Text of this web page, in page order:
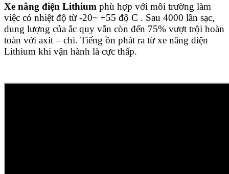
Xe nâng điện Lithium phù hợp với môi trường làm
việc có nhiệt độ từ -20~ +55 độ C . Sau 4000 lần sạc,
dung lượng của ắc quy vẫn còn đến 75% vượt trội hoàn
toàn với axit – chì. Tiếng ồn phát ra từ xe nâng điện
Lithium khi vận hành là cực thấp.